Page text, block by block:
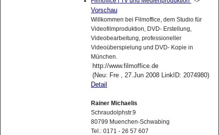
Vorschau
Willkommen bei Filmoffice, dem Studio für
Videofilmproduktion, DVD- Erstellung,
Videobearbeitung, professioneller
Videoüberspielung und DVD- Kopie in
München.
http://www.filmoffice.de
(Neu: Fre , 27.Jun 2008 LinkID: 2074980)
Detail
Rainer Michaelis
Schraudolphstr.9
80799 Muenchen-Schwabing
Tel.: 0171 - 26 57 607